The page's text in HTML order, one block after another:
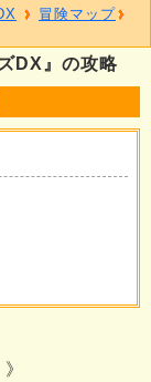
DX』の攻略
冒険マップ